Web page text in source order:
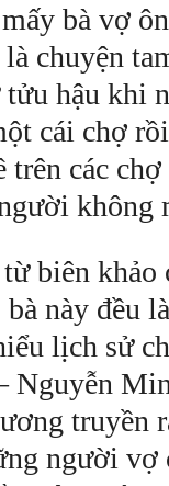
bà vợ
chuyện
hậu khi
cái chợ
các
không
biên khảo
này đều
lịch sử
Nguyễn
truyền
người vợ